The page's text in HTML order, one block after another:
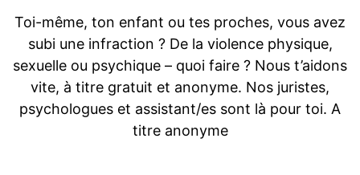
Toi-même, ton enfant ou tes proches, vous avez
subi une infraction ? De la violence physique,
sexuelle ou psychique – quoi faire ? Nous t’aidons
vite, à titre gratuit et anonyme. Nos juristes,
psychologues et assistant/es sont là pour toi. A
titre anonyme